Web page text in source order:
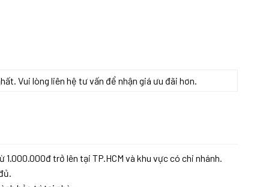
Vui lòng liên hệ tư vấn để nhận giá ưu đãi hơn.
CS838CDW15 số lượng
trở lên tại TP.HCM và khu vực có chi nhánh.